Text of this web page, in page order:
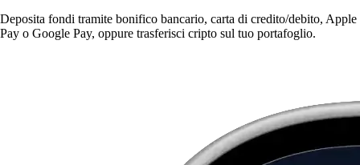
Deposita fondi tramite bonifico bancario, carta di credito/debito, Apple
Pay o Google Pay, oppure trasferisci cripto sul tuo portafoglio.